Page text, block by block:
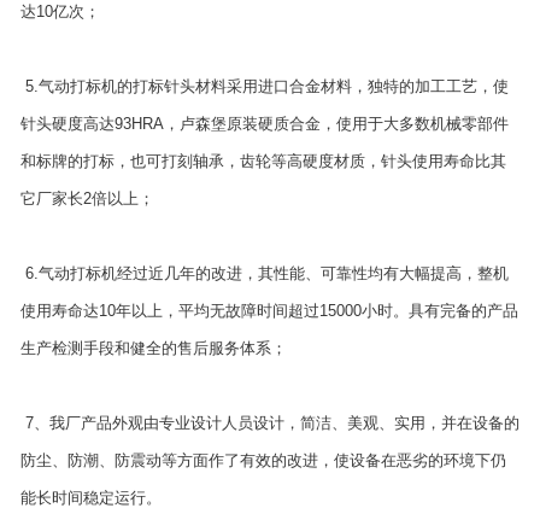
达10亿次；
5.气动打标机的打标针头材料采用进口合金材料，独特的加工工艺，使
针头硬度高达93HRA，卢森堡原装硬质合金，使用于大多数机械零部件
和标牌的打标，也可打刻轴承，齿轮等高硬度材质，针头使用寿命比其
它厂家长2倍以上；
6.气动打标机经过近几年的改进，其性能、可靠性均有大幅提高，整机
使用寿命达10年以上，平均无故障时间超过15000小时。具有完备的产品
生产检测手段和健全的售后服务体系；
7、我厂产品外观由专业设计人员设计，简洁、美观、实用，并在设备的
防尘、防潮、防震动等方面作了有效的改进，使设备在恶劣的环境下仍
能长时间稳定运行。